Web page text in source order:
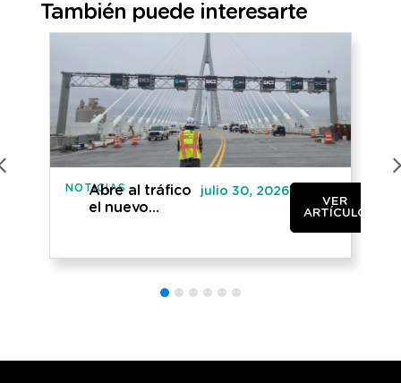
También puede interesarte
NOTICIAS
Abre al tráfico
el nuevo
entre Canadá y
julio 30, 2026
VER
ARTÍCULO